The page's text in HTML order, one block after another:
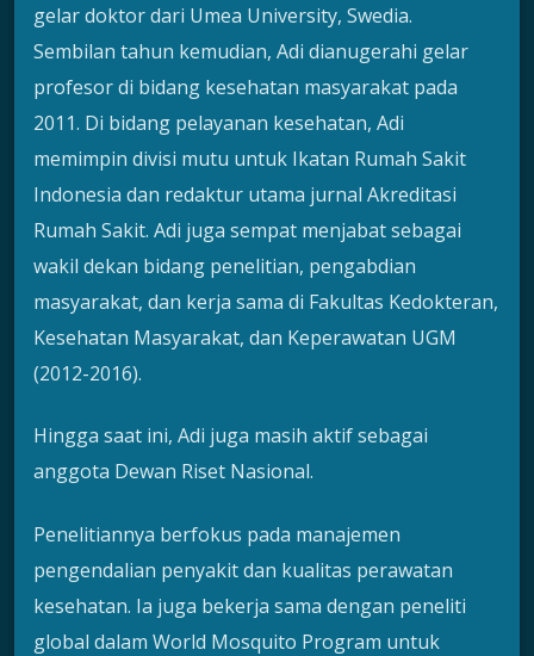
gelar doktor dari Umea University, Swedia.
Sembilan tahun kemudian, Adi dianugerahi gelar
profesor di bidang kesehatan masyarakat pada
2011. Di bidang pelayanan kesehatan, Adi
memimpin divisi mutu untuk Ikatan Rumah Sakit
Indonesia dan redaktur utama jurnal Akreditasi
Rumah Sakit. Adi juga sempat menjabat sebagai
wakil dekan bidang penelitian, pengabdian
masyarakat, dan kerja sama di Fakultas Kedokteran,
Kesehatan Masyarakat, dan Keperawatan UGM
(2012-2016).
Hingga saat ini, Adi juga masih aktif sebagai
anggota Dewan Riset Nasional.
Penelitiannya berfokus pada manajemen
pengendalian penyakit dan kualitas perawatan
kesehatan. Ia juga bekerja sama dengan peneliti
global dalam World Mosquito Program untuk